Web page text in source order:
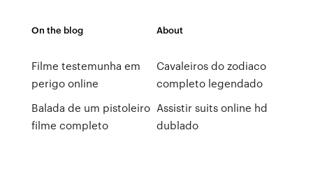
On the blog
Filme testemunha em
perigo online
Balada de um pistoleiro
filme completo
About
Cavaleiros do zodiaco
completo legendado
Assistir suits online hd
dublado